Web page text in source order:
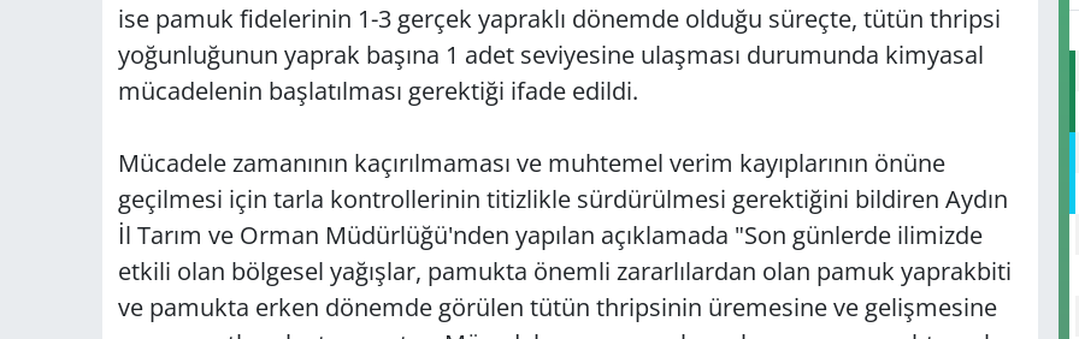
ise pamuk fidelerinin 1-3 gerçek yapraklı dönemde olduğu süreçte, tütün thripsi
yoğunluğunun yaprak başına 1 adet seviyesine ulaşması durumunda kimyasal
mücadelenin başlatılması gerektiği ifade edildi.
Mücadele zamanının kaçırılmaması ve muhtemel verim kayıplarının önüne
geçilmesi için tarla kontrollerinin titizlikle sürdürülmesi gerektiğini bildiren Aydın
İl Tarım ve Orman Müdürlüğü'nden yapılan açıklamada "Son günlerde ilimizde
etkili olan bölgesel yağışlar, pamukta önemli zararlılardan olan pamuk yaprakbiti
ve pamukta erken dönemde görülen tütün thripsinin üremesine ve gelişmesine